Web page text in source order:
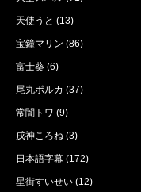
天使うと (13)
宝鐘マリン (86)
富士葵 (6)
尾丸ポルカ (37)
常闇トワ (9)
戌神ころね (3)
日本語字幕 (172)
星街すいせい (12)